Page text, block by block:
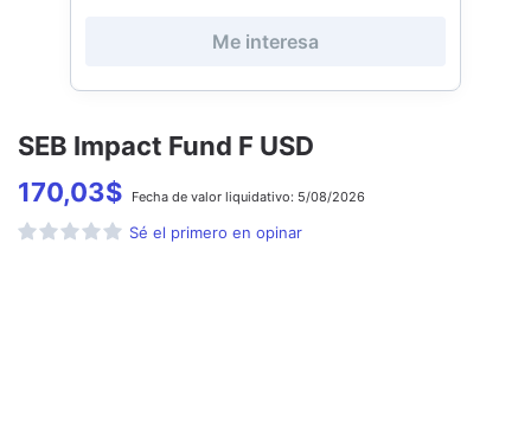
SEB Impact Fund F USD
170,03$ Fecha de valor liquidativo: 5/08/2026
Sé el primero en opinar
Me interesa